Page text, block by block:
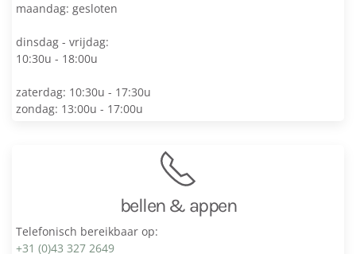
maandag: gesloten
dinsdag - vrijdag:
10:30u - 18:00u
zaterdag: 10:30u - 17:30u
zondag: 13:00u - 17:00u
bellen & appen
Telefonisch bereikbaar op:
+31 (0)43 327 2649